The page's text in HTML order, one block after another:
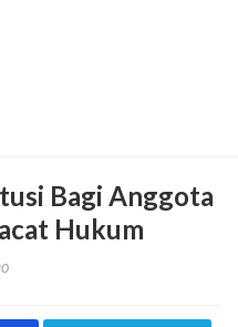
Bagi Anggota
Hukum